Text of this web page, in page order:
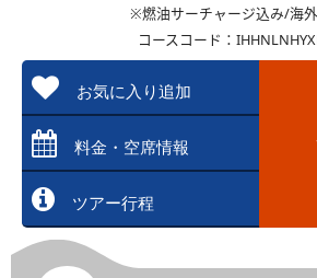
※燃油サーチャージ込み/海
コースコード：
お気に入り追加
料金・空席情報
ツアー行程